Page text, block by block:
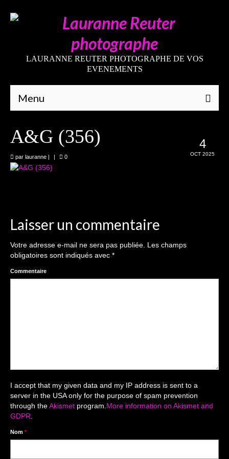
LAURANNE REUTER PHOTOGRAPHE DE VOS
EVENEMENTS
Menu
Mariages
The smash cake: 1 an / 2
Séance Noël
Enfants
Reportages / Nature morte
Galeries Privées
séance du 25.04.26
4
OCT 2025
A&G (356)
par lauranne | | 0
Laisser un commentaire
Votre adresse e-mail ne sera pas publiée. Les champs
obligatoires sont indiqués avec *
Commentaire
I accept that my given data and my IP address is sent to a
server in the USA only for the purpose of spam prevention
through theAkismet program.More information on Akismet and
GDPR.
Nom *